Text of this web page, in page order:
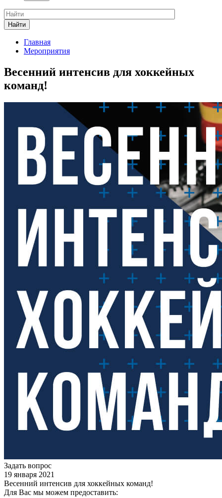
Найти
Главная
Мероприятия
Весенний интенсив для хоккейных
команд!
Задать вопрос
19 января 2021
Весенний интенсив для хоккейных команд!
Для Вас мы можем предоставить: